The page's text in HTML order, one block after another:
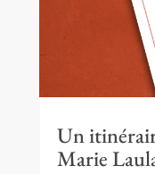
Un
Marie